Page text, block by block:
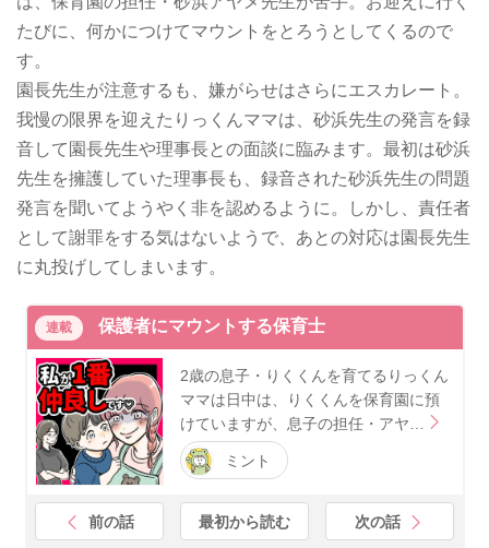
たびに、何かにつけてマウントをとろうとしてくるので
す。
園長先生が注意するも、嫌がらせはさらにエスカレート。
我慢の限界を迎えたりっくんママは、砂浜先生の発言を録
音して園長先生や理事長との面談に臨みます。最初は砂浜
先生を擁護していた理事長も、録音された砂浜先生の問題
発言を聞いてようやく非を認めるように。しかし、責任者
として謝罪をする気はないようで、あとの対応は園長先生
に丸投げしてしまいます。
連載 保護者にマウントする保育士
2歳の息子・りくくんを育てるりっくん
ママは日中は、りくくんを保育園に預
けていますが、息子の担任・アヤ…
ミント
前の話 最初から読む 次の話